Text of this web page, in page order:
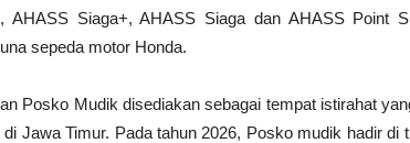
AHASS Siaga+, AHASS Siaga dan AHASS Point
sepeda motor Honda.
Posko Mudik disediakan sebagai tempat istirahat
di Jawa Timur. Pada tahun 2026, Posko mudik hadir